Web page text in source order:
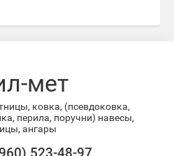
мет
ковка, (псевдоковка,
перила, поручни) навесы,
ангары